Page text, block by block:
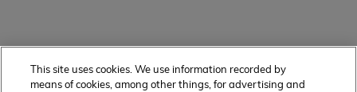
This site uses cookies. We use information recorded by
means of cookies, among other things, for advertising and